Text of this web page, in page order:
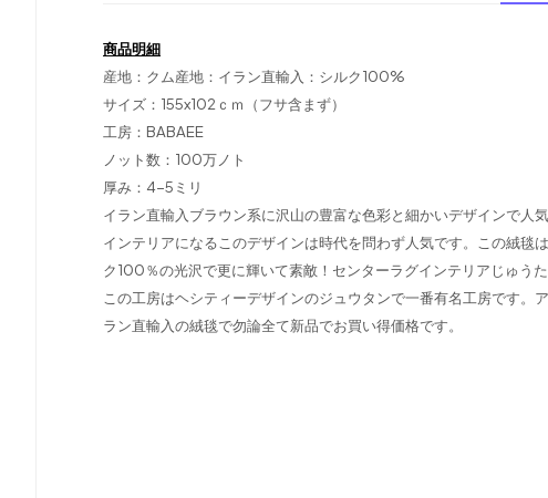
商品明細
産地：クム産地：イラン直輸入：シルク100%
サイズ：155x102ｃｍ（フサ含まず）
工房：BABAEE
ノット数：100万ノト
厚み：4-5ミリ
イラン直輸入ブラウン系に沢山の豊富な色彩と細かいデザインで
インテリアになるこのデザインは時代を問わず人気です。この絨
ク100％の光沢で更に輝いて素敵！センターラグインテリアじゅう
この工房はヘシティーデザインのジュウタンで一番有名工房です
ラン直輸入の絨毯で勿論全て新品でお買い得価格です。